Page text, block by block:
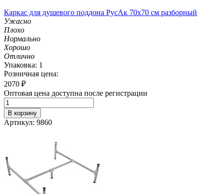
Каркас для душевого поддона РусАк 70х70 см разборный
Ужасно
Плохо
Нормально
Хорошо
Отлично
Упаковка: 1
Розничная цена:
2070 ₽
Оптовая цена доступна после регистрации
В корзину
Артикул: 9860